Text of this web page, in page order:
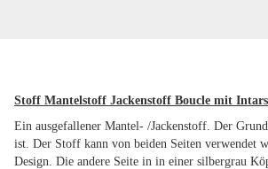
Stoff Mantelstoff Jackenstoff Boucle mit
Ein ausgefallener Mantel- /Jackenstoff. Der
ist. Der Stoff kann von beiden Seiten verwendet
Design. Die andere Seite in in einer silbergrau